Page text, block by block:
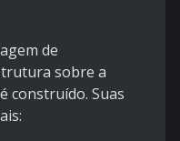
de
sobre a
construído. Suas